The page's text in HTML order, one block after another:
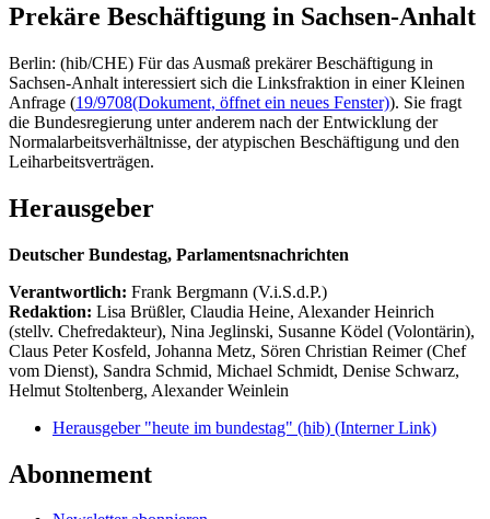
Prekäre Beschäftigung in Sachsen-Anhalt
Berlin: (hib/CHE) Für das Ausmaß prekärer Beschäftigung in
Sachsen-Anhalt interessiert sich die Linksfraktion in einer Kleinen
Anfrage (19/9708(Dokument, öffnet ein neues Fenster)). Sie fragt
die Bundesregierung unter anderem nach der Entwicklung der
Normalarbeitsverhältnisse, der atypischen Beschäftigung und den
Leiharbeitsverträgen.
Herausgeber
Deutscher Bundestag, Parlamentsnachrichten
Verantwortlich: Frank Bergmann (V.i.S.d.P.)
Redaktion: Lisa Brüßler, Claudia Heine, Alexander Heinrich
(stellv. Chefredakteur), Nina Jeglinski, Susanne Ködel (Volontärin),
Claus Peter Kosfeld, Johanna Metz, Sören Christian Reimer (Chef
vom Dienst), Sandra Schmid, Michael Schmidt, Denise Schwarz,
Helmut Stoltenberg, Alexander Weinlein
Herausgeber "heute im bundestag" (hib) (Interner Link)
Abonnement